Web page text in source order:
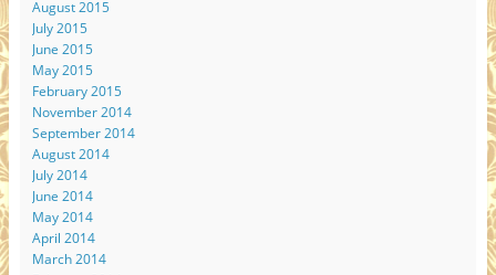
August 2015
July 2015
June 2015
May 2015
February 2015
November 2014
September 2014
August 2014
July 2014
June 2014
May 2014
April 2014
March 2014